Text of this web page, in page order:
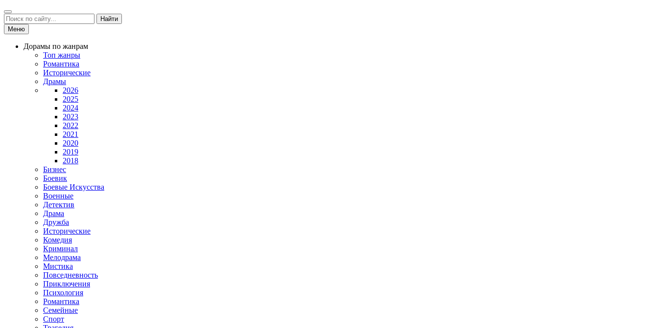
Найти
Меню
Дорамы по жанрам
Топ жанры
Романтика
Исторические
Драмы
2026
2025
2024
2023
2022
2021
2020
2019
2018
Бизнес
Боевик
Боевые Искусства
Военные
Детектив
Драма
Дружба
Исторические
Комедия
Криминал
Мелодрама
Мистика
Повседневность
Приключения
Психология
Романтика
Семейные
Спорт